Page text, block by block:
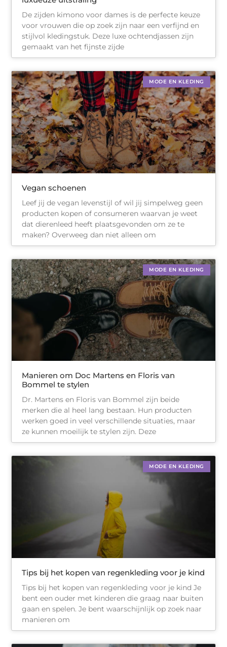
De zijden kimono voor dames is de perfecte keuze
voor vrouwen die op zoek zijn naar een verfijnd en
stijlvol kledingstuk. Deze luxe ochtendjassen zijn
gemaakt van het fijnste zijde
MODE EN KLEDING
Vegan schoenen
Leef jij de vegan levenstijl of wil jij simpelweg geen
producten kopen of consumeren waarvan je weet
dat dierenleed heeft plaatsgevonden om ze te
maken? Overweeg dan niet alleen om
MODE EN KLEDING
Manieren om Doc Martens en Floris van
Bommel te stylen
Dr. Martens en Floris van Bommel zijn beide
merken die al heel lang bestaan. Hun producten
werken goed in veel verschillende situaties, maar
ze kunnen moeilijk te stylen zijn. Deze
MODE EN KLEDING
Tips bij het kopen van regenkleding voor je kind
Tips bij het kopen van regenkleding voor je kind Je
bent een ouder met kinderen die graag naar buiten
gaan en spelen. Je bent waarschijnlijk op zoek naar
manieren om